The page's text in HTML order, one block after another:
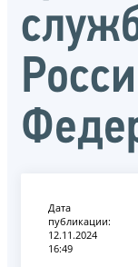
Дата
публикации:
12.11.2024
16:49